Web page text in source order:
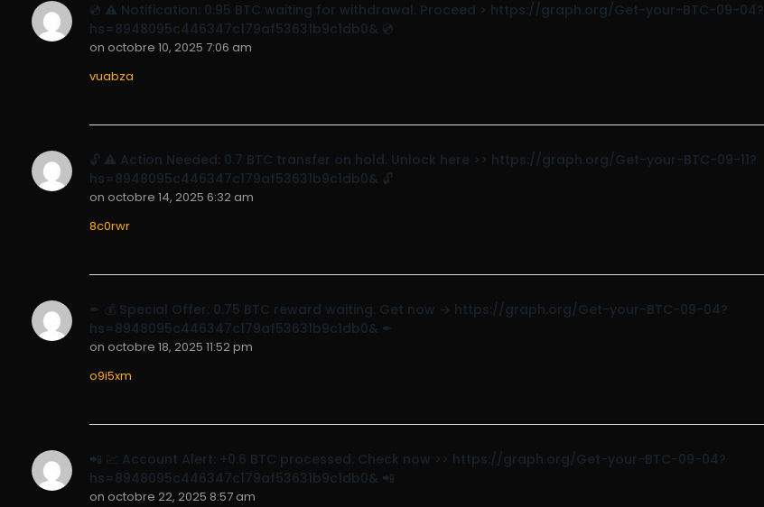
💿 ⚠️ Notification: 0.95 BTC waiting for withdrawal. Proceed > https://graph.org/Get-your-BTC-09-04?
hs=8948095c446347c179af53631b9c1db0& 💿
on octobre 10, 2025 7:06 am
vuabza
🔓 ⚠️ Action Needed: 0.7 BTC transfer on hold. Unlock here >> https://graph.org/Get-your-BTC-09-11?
hs=8948095c446347c179af53631b9c1db0& 🔓
on octobre 14, 2025 6:32 am
8c0rwr
✒ 💰 Special Offer: 0.75 BTC reward waiting. Get now → https://graph.org/Get-your-BTC-09-04?
hs=8948095c446347c179af53631b9c1db0& ✒
on octobre 18, 2025 11:52 pm
o9i5xm
📲 💹 Account Alert: +0.6 BTC processed. Check now >> https://graph.org/Get-your-BTC-09-04?
hs=8948095c446347c179af53631b9c1db0& 📲
on octobre 22, 2025 8:57 am